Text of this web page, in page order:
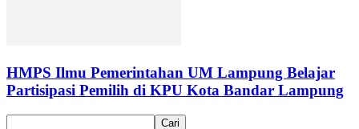
HMPS Ilmu Pemerintahan UM Lampung Belajar
Partisipasi Pemilih di KPU Kota Bandar Lampung